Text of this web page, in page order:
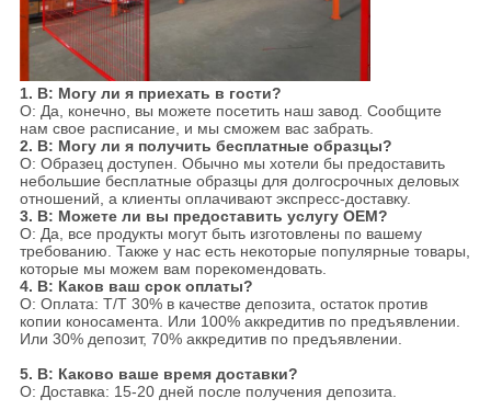
1. В: Могу ли я приехать в гости?
О: Да, конечно, вы можете посетить наш завод. Сообщите
нам свое расписание, и мы сможем вас забрать.
2. В: Могу ли я получить бесплатные образцы?
О: Образец доступен. Обычно мы хотели бы предоставить
небольшие бесплатные образцы для долгосрочных деловых
отношений, а клиенты оплачивают экспресс-доставку.
3. В: Можете ли вы предоставить услугу OEM?
О: Да, все продукты могут быть изготовлены по вашему
требованию. Также у нас есть некоторые популярные товары,
которые мы можем вам порекомендовать.
4. В: Каков ваш срок оплаты?
О: Оплата: T/T 30% в качестве депозита, остаток против
копии коносамента. Или 100% аккредитив по предъявлении.
Или 30% депозит, 70% аккредитив по предъявлении.
5. В: Каково ваше время доставки?
О: Доставка: 15-20 дней после получения депозита.